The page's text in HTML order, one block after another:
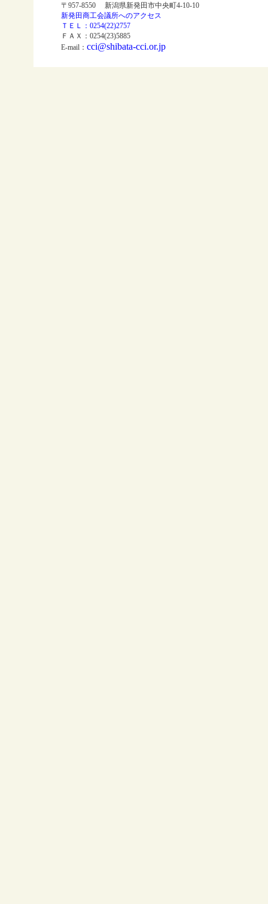
〒957-8550 新潟県新発田市中央町4-10-10
新発田商工会議所へのアクセス
ＴＥＬ：0254(22)2757
ＦＡＸ：0254(23)5885
E-mail： cci@shibata-cci.or.jp